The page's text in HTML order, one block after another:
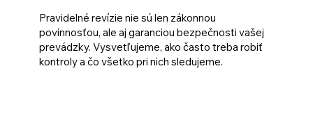
Pravidelné revízie nie sú len zákonnou
povinnosťou, ale aj garanciou bezpečnosti vašej
prevádzky. Vysvetľujeme, ako často treba robiť
kontroly a čo všetko pri nich sledujeme.